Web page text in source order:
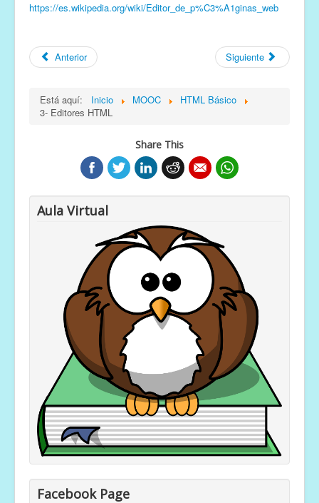
https://es.wikipedia.org/wiki/Editor_de_p%C3%A1ginas_web
Anterior Siguiente
Está aquí: Inicio MOOC
HTML Básico
3- Editores HTML
Share This
Aula Virtual
Facebook Page